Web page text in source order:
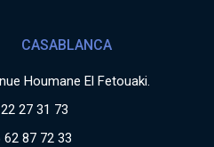
CASABLANCA
Houmane El Fetouaki.
27 31 73
62 87 72 33